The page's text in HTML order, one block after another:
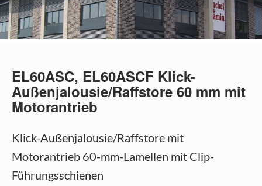
EL60ASC, EL60ASCF Klick-
Außenjalousie/Raffstore 60 mm mit
Motorantrieb
Klick-Außenjalousie/Raffstore mit
Motorantrieb 60-mm-Lamellen mit Clip-
Führungsschienen